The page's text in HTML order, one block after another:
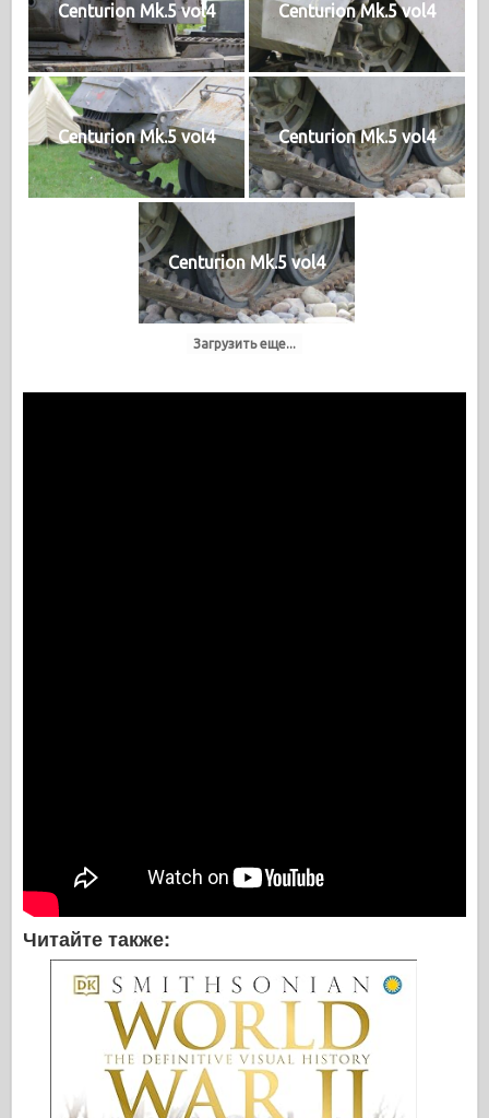
Centurion Mk.5 vol4 Centurion Mk.5 vol4
Centurion Mk.5 vol4 Centurion Mk.5 vol4
Centurion Mk.5 vol4
Загрузить еще...
Читайте также: